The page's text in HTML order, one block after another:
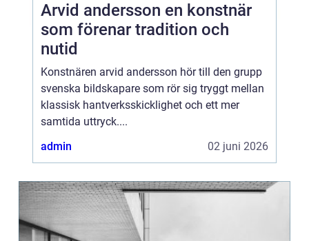
Arvid andersson en konstnär
som förenar tradition och
nutid
Konstnären arvid andersson hör till den grupp
svenska bildskapare som rör sig tryggt mellan
klassisk hantverksskicklighet och ett mer
samtida uttryck....
admin
02 juni 2026